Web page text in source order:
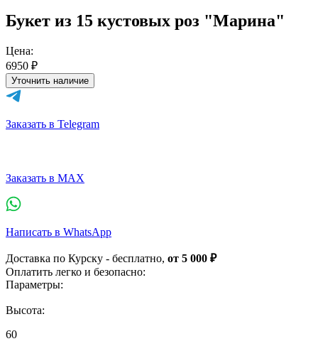
Букет из 15 кустовых роз "Марина"
Цена:
6950 ₽
Уточнить наличие
Заказать в Telegram
Заказать в MAX
Написать в WhatsApp
Доставка по Курску - бесплатно, от 5 000 ₽
Оплатить легко и безопасно:
Параметры:
Высота:
60